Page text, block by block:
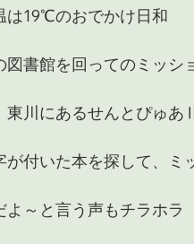
は19℃のおでかけ日和
図書館を回ってのミッシ
東川にあるせんとぴゅ
が付いた本を探して、
～と言う声もチラホラ